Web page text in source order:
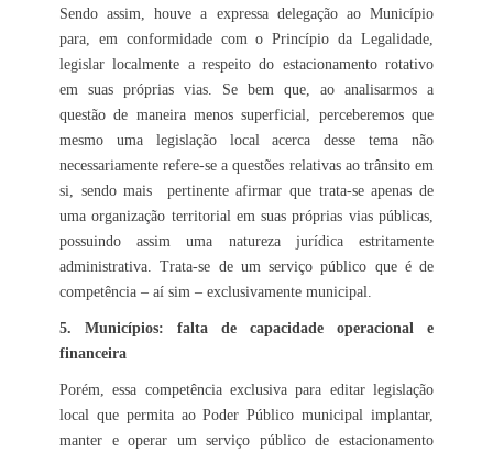
Sendo assim, houve a expressa delegação ao Município
para, em conformidade com o Princípio da Legalidade,
legislar localmente a respeito do estacionamento rotativo
em suas próprias vias. Se bem que, ao analisarmos a
questão de maneira menos superficial, perceberemos que
mesmo uma legislação local acerca desse tema não
necessariamente refere-se a questões relativas ao trânsito em
si, sendo mais pertinente afirmar que trata-se apenas de
uma organização territorial em suas próprias vias públicas,
possuindo assim uma natureza jurídica estritamente
administrativa. Trata-se de um serviço público que é de
competência – aí sim – exclusivamente municipal.
5. Municípios: falta de capacidade operacional e
financeira
Porém, essa competência exclusiva para editar legislação
local que permita ao Poder Público municipal implantar,
manter e operar um serviço público de estacionamento